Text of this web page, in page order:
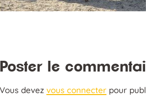
Poster le
Vous devezvous connecter pour